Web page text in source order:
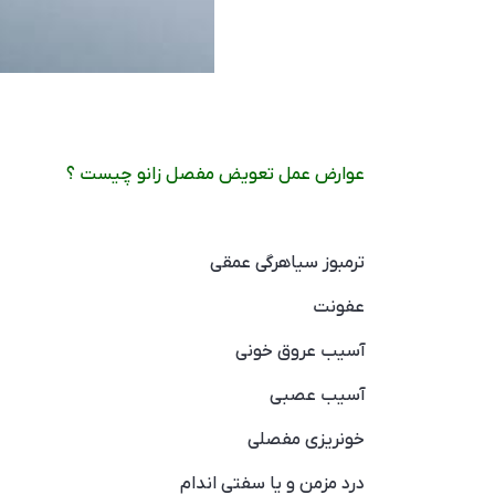
عوارض عمل تعویض مفصل زانو چیست ؟
ترمبوز سیاهرگی عمقی
عفونت
آسیب عروق خونی
آسیب عصبی
خونریزی مفصلی
درد مزمن و یا سفتی اندام